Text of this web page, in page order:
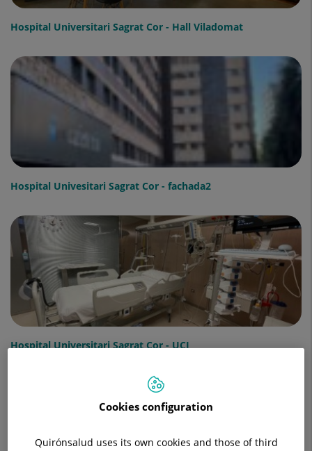
Hospital Universitari Sagrat Cor - Hall Viladomat
Hospital Univesitari Sagrat Cor - fachada2
Hospital Universitari Sagrat Cor - UCI
Cookies configuration
Quirónsalud uses its own cookies and those of third